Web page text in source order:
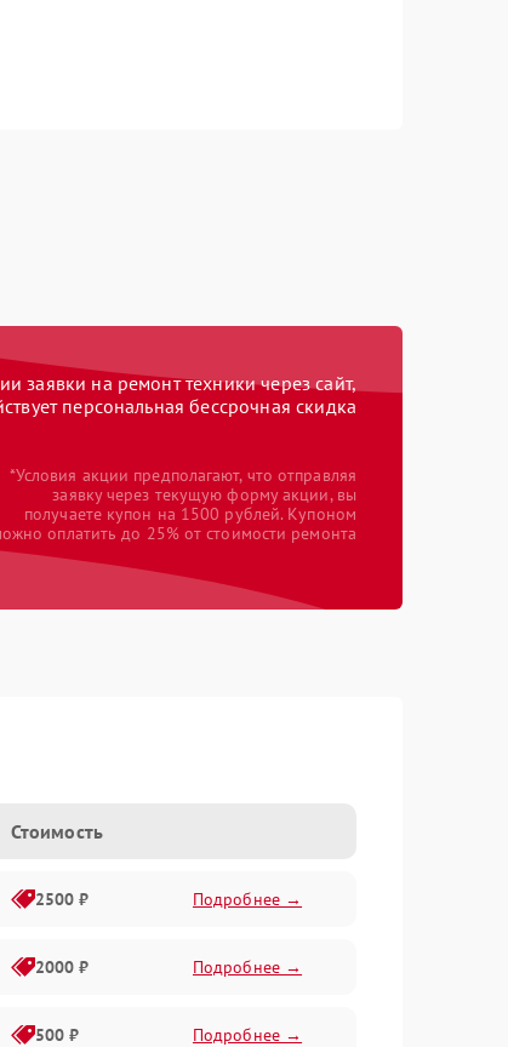
заявки на ремонт техники через сайт,
персональная бессрочная скидка
*Условия акции предполагают, что отправляя
заявку через текущую форму акции, вы
получаете купон на 1500 рублей. Купоном
оплатить до 25% от стоимости ремонта
Стоимость
2500 ₽ Подробнее →
2000 ₽ Подробнее →
500 ₽ Подробнее →